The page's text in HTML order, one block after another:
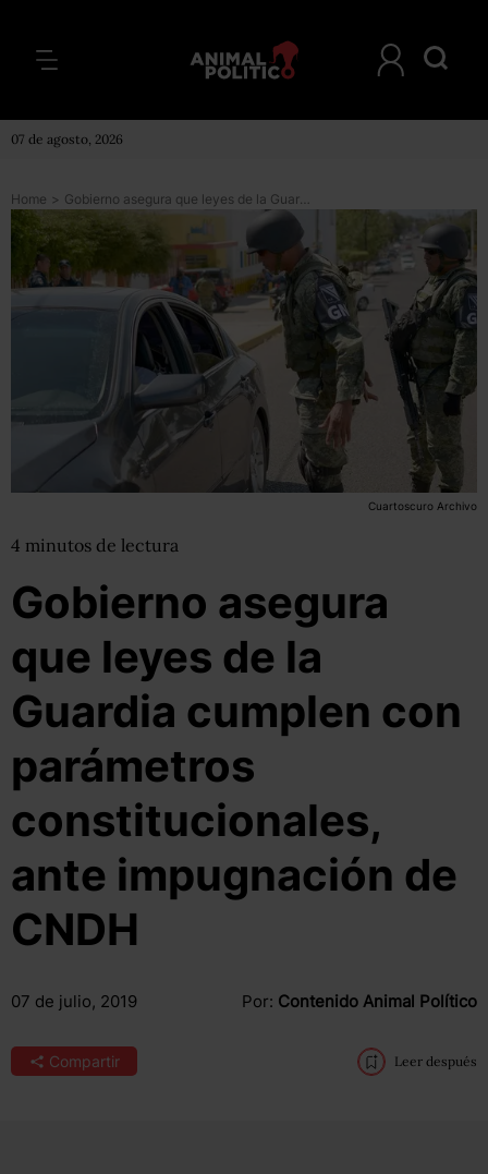
07 de agosto, 2026
Home > Gobierno asegura que leyes de la Guardia cumplen con parámetros constitucionales, ante impugnación de CNDH
Cuartoscuro Archivo
4 minutos de lectura
Gobierno asegura
que leyes de la
Guardia cumplen con
parámetros
constitucionales,
ante impugnación de
CNDH
07 de julio, 2019 Por: Contenido Animal Político
Compartir Leer después